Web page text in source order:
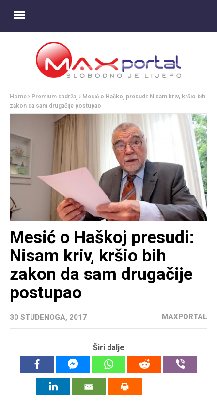
Home Premium sadržaj
Mesić o Haškoj presudi: Nisam kriv, kršio bih
zakon da sam drugačije postupao
Mesić o Haškoj presudi:
Nisam kriv, kršio bih
zakon da sam drugačije
postupao
30 STUDENOGA, 2017 MAXPORTAL
Širi dalje